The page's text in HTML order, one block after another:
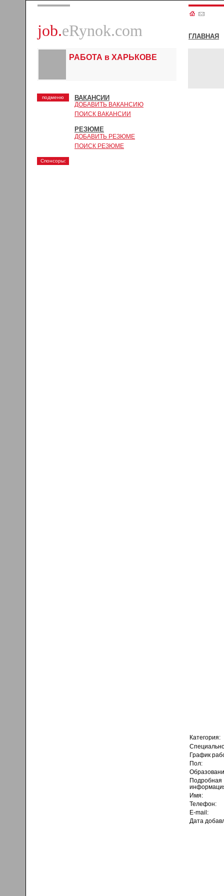
job.eRynok.com ГЛАВНАЯ
РАБОТА в ХАРЬКОВЕ
подменю ВАКАНСИИ
ДОБАВИТЬ ВАКАНСИЮ
ПОИСК ВАКАНСИИ
РЕЗЮМЕ
ДОБАВИТЬ РЕЗЮМЕ
ПОИСК РЕЗЮМЕ
Спонсоры:
Категория:
График
Пол:
Подробная
Имя:
Телефон:
E-mail:
Дата